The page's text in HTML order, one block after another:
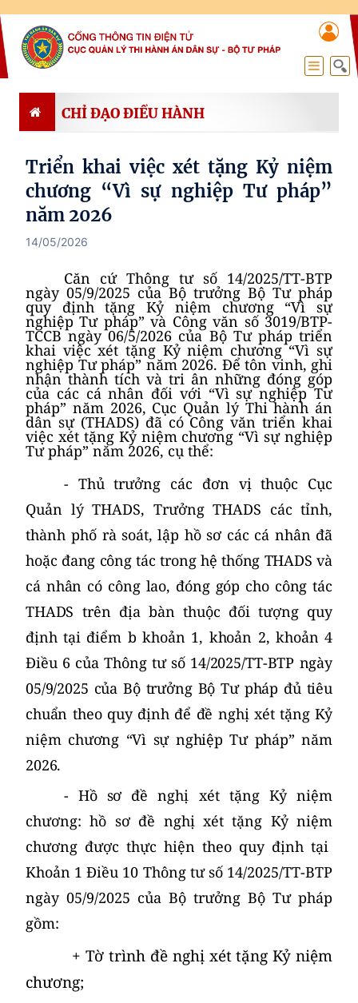
CHỈ ĐẠO ĐIỀU HÀNH
Triển khai việc xét tặng Kỷ niệm
chương “Vì sự nghiệp Tư pháp”
năm 2026
14/05/2026
Căn cứ Thông tư số 14/2025/TT-BTP
ngày 05/9/2025 của Bộ trưởng Bộ Tư pháp
quy định tặng Kỷ niệm chương “Vì sự
nghiệp Tư pháp” và Công văn số 3019/BTP-
TCCB ngày 06/5/2026 của Bộ Tư pháp triển
khai việc xét tặng Kỷ niệm chương “Vì sự
nghiệp Tư pháp” năm 2026. Để tôn vinh, ghi
nhận thành tích và tri ân những đóng góp
của các cá nhân đối với “Vì sự nghiệp Tư
pháp” năm 2026, Cục Quản lý Thi hành án
dân sự (THADS) đã có Công văn triển khai
việc xét tặng Kỷ niệm chương “Vì sự nghiệp
Tư pháp” năm 2026, cụ thể:
- Thủ trưởng các đơn vị thuộc Cục
Quản lý THADS, Trưởng THADS các tỉnh,
thành phốrà soát, lập hồ sơ các cá nhân đã
hoặc đang công tác trong hệ thống THADS và
cá nhân có công lao, đóng góp cho công tác
THADS trên địa bàn thuộc đối tượng quy
định tại điểm b khoản 1, khoản 2, khoản 4
Điều 6 củaThông tư số 14/2025/TT-BTP ngày
05/9/2025 của Bộ trưởng Bộ Tư pháp đủ tiêu
chuẩn theo quy định để đề nghị xét tặng Kỷ
niệm chương “Vì sự nghiệp Tư pháp” năm
2026.
- Hồ sơ đề nghị xét tặng Kỷ niệm
chương: hồ sơ đề nghị xét tặng Kỷ niệm
chương được thực hiện theo quy định tại
Khoản 1 Điều 10 Thông tư số 14/2025/TT-BTP
ngày 05/9/2025 của Bộ trưởng Bộ Tư pháp
gồm:
+ Tờ trình đề nghị xét tặng Kỷ niệm
chương;